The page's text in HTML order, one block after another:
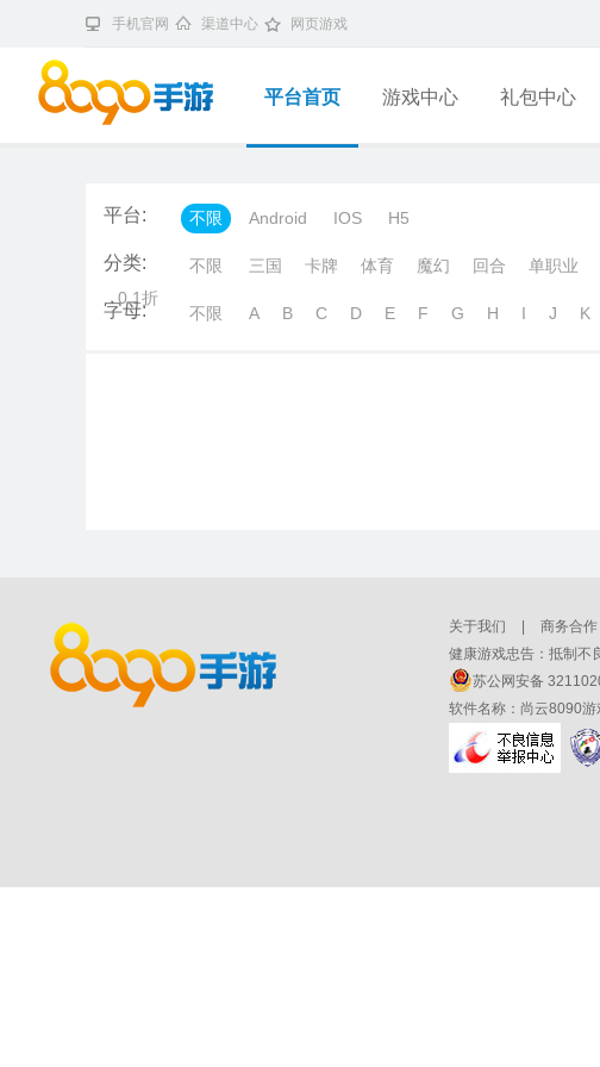
手机官网 渠道中心 网页游戏
平台首页 游戏中心 礼包中心
平台: 不限 Android IOS H5
分类: 不限 三国 卡牌 体育 魔幻 回合 单职业
0.1折
字母: 不限 A B C D E F G H I J K
关于我们 商务合作
健康游戏忠告：抵制不
苏公网安备
软件名称：尚云8090游